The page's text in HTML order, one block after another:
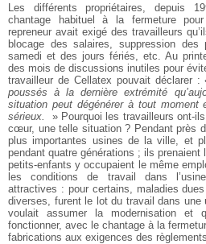
Les différents propriétaires, depuis
chantage habituel à la fermeture
repreneur avait exigé des travailleurs
blocage des salaires, suppression des
samedi et des jours fériés, etc. Au
des mois de discussions inutiles pour
travailleur de Cellatex pouvait déclarer
poussés à la dernière extrémité
situation peut dégénérer à tout moment
sérieux.
» Pourquoi les travailleurs ont-
cœur, une telle situation ? Pendant près
plus importantes usines de la ville, et
pendant quatre générations ; ils
petits-enfants y occupaient le même
les conditions de travail dans
attractives : pour certains, maladies
diverses, furent le lot du travail dans une
voulait assumer la modernisation et
fonctionner, avec le chantage à la
fabrications aux exigences des